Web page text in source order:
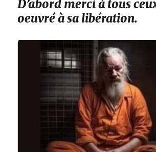
D’abord merci à tous
oeuvré à sa libération.